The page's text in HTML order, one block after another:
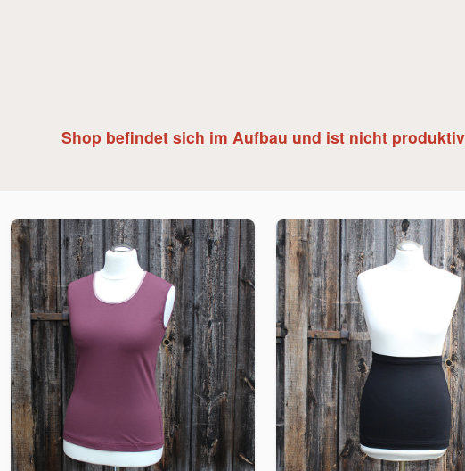
Shop befindet sich im Aufbau und ist nicht